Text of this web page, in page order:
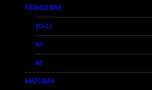
ГЛЯНЦЕВАЯ
10×15
A4
A3
МАТОВАЯ